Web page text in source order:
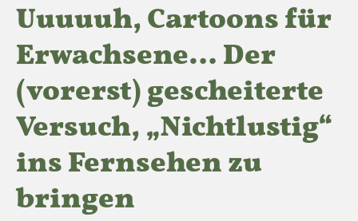
Uuuuuh, Cartoons für
Erwachsene… Der
(vorerst) gescheiterte
Versuch, „Nichtlustig“
ins Fernsehen zu
bringen